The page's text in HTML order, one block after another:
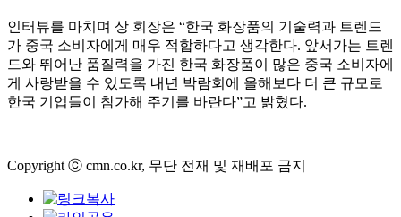
인터뷰를 마치며 상 회장은 “한국 화장품의 기술력과 트렌드
가 중국 소비자에게 매우 적합하다고 생각한다. 앞서가는 트렌
드와 뛰어난 품질력을 가진 한국 화장품이 많은 중국 소비자에
게 사랑받을 수 있도록 내년 박람회에 올해보다 더 큰 규모로
한국 기업들이 참가해 주기를 바란다”고 밝혔다.
Copyright ⓒ cmn.co.kr, 무단 전재 및 재배포 금지